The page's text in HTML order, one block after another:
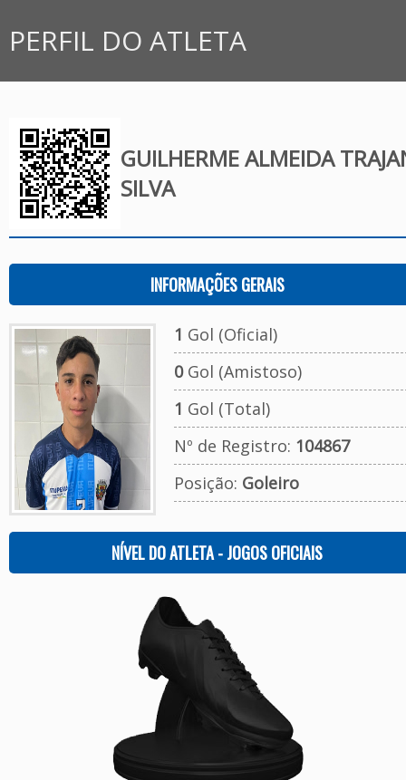
PERFIL DO ATLETA
GUILHERME ALMEIDA
SILVA
INFORMAÇÕES GERAIS
1 Gol (Oficial)
0Gol (Amistoso)
1 Gol (Total)
Nº de Registro: 104867
Posição: Goleiro
NÍVEL DO ATLETA - JOGOS OFICIAIS